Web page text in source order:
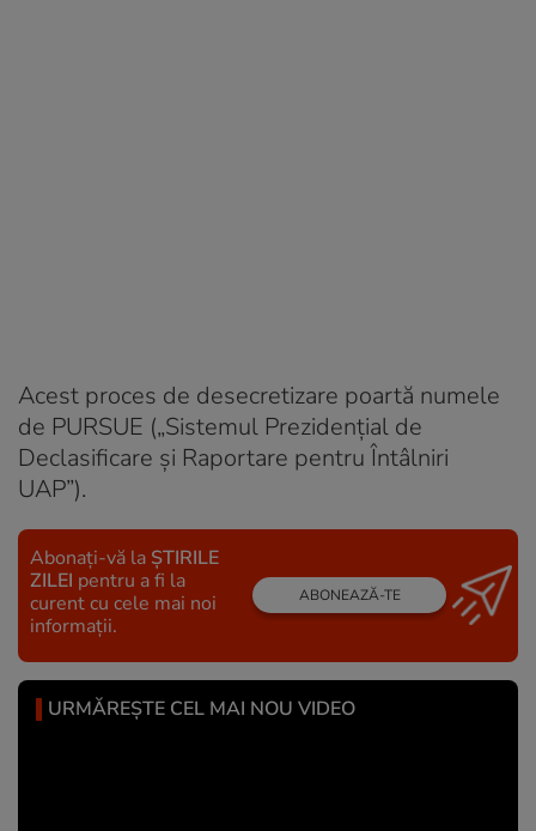
Acest proces de desecretizare poartă numele
de PURSUE („Sistemul Prezidențial de
Declasificare și Raportare pentru Întâlniri
UAP”).
Abonați-vă la ȘTIRILE
ZILEI pentru a fi la
curent cu cele mai noi
informații.
ABONEAZĂ-TE
URMĂREȘTE CEL MAI NOU VIDEO